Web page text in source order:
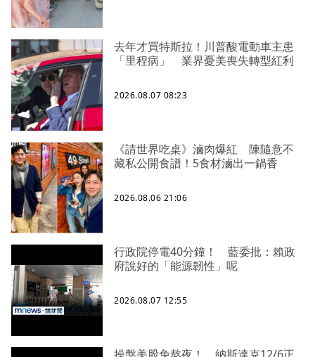
去年才買特斯拉！川普酸電動車主患
「里程病」 業界憂美喪失轉型紅利
2026.08.07 08:23
《請世界吃桌》滷肉爆紅 陳隨意不
藏私公開食譜！5食材滷出一鍋香
2026.08.06 21:06
行政院停電40分鐘！ 藍委批：賴政
府說好的「能源韌性」呢
2026.08.07 12:55